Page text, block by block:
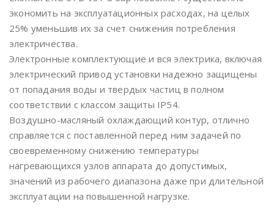
экономить на эксплуатационных расходах, на целых
25% уменьшив их за счет снижения потребления
электричества.
Электронные комплектующие и вся электрика, включая
электрический привод установки надежно защищены
от попадания воды и твердых частиц в полном
соответствии с классом защиты IP54.
Воздушно-масляный охлаждающий контур, отлично
справляется с поставленной перед ним задачей по
своевременному снижению температуры
нагревающихся узлов аппарата до допустимых,
значений из рабочего диапазона даже при длительной
эксплуатации на повышенной нагрузке.